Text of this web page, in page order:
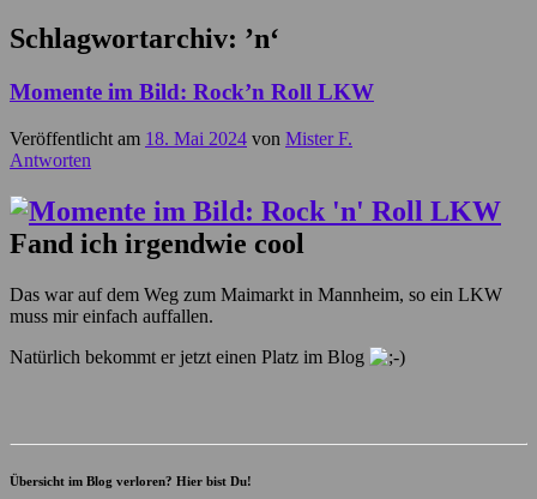
Schlagwortarchiv: ’n‘
Momente im Bild: Rock’n Roll LKW
Veröffentlicht am 18. Mai 2024 von Mister F.
Antworten
Fand ich irgendwie cool
Das war auf dem Weg zum Maimarkt in Mannheim, so ein LKW
muss mir einfach auffallen.
Natürlich bekommt er jetzt einen Platz im Blog
Übersicht im Blog verloren? Hier bist Du!